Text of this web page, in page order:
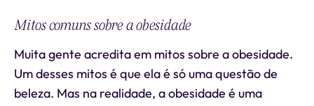
Mitos comuns sobre a obesidade
Muita gente acredita em mitos sobre a obesidade.
Um desses mitos é que ela é só uma questão de
beleza. Mas na realidade, a obesidade é uma